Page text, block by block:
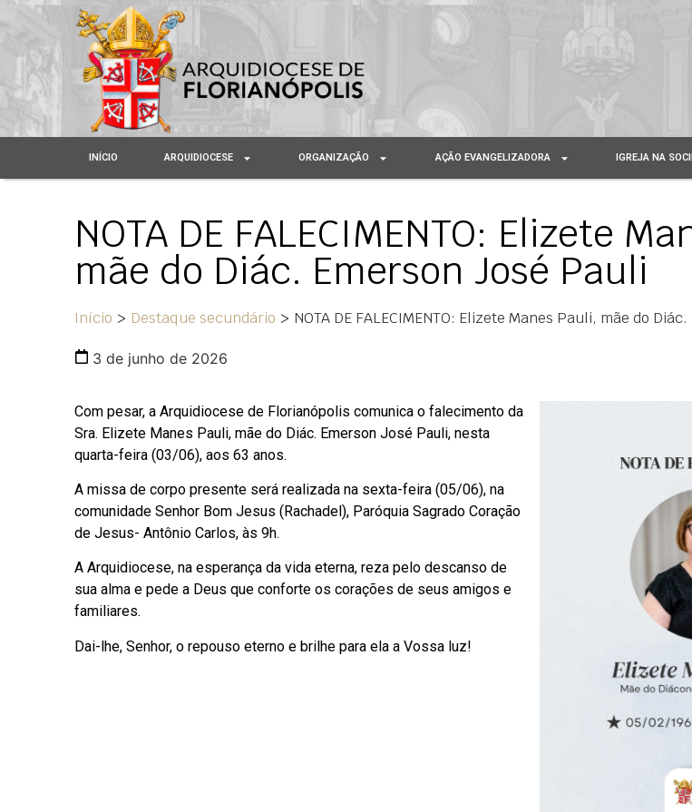
INÍCIO ARQUIDIOCESE ORGANIZAÇÃO AÇÃO EVANGELIZADORA IGREJA NA
NOTA DE FALECIMENTO: Elizete
mãe do Diác. Emerson José Pauli
Início > Destaque secundário > NOTA DE FALECIMENTO: Elizete Manes Pauli, mãe do
3 de junho de 2026
Com pesar, a Arquidiocese de Florianópolis comunica o falecimento da
Sra. Elizete Manes Pauli, mãe do Diác. Emerson José Pauli, nesta
quarta-feira (03/06), aos 63 anos.
A missa de corpo presente será realizada na sexta-feira (05/06), na
comunidade Senhor Bom Jesus (Rachadel), Paróquia Sagrado Coração
de Jesus- Antônio Carlos, às 9h.
A Arquidiocese, na esperança da vida eterna, reza pelo descanso de
sua alma e pede a Deus que conforte os corações de seus amigos e
familiares.
Dai-lhe, Senhor, o repouso eterno e brilhe para ela a Vossa luz!